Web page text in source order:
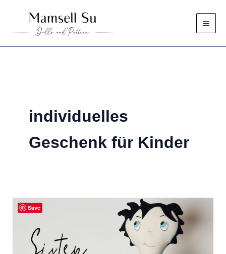
springen
individuelles
Geschenk für Kinder
Save